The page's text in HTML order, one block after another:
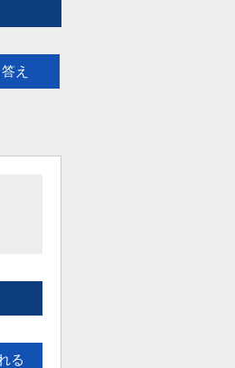
え
る